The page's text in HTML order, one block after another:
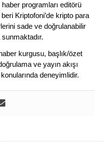
haber programları editörü
Kriptofoni’de kripto para
sade ve doğrulanabilir
kurgusu, başlık/özet
ve yayın akışı
deneyimlidir.